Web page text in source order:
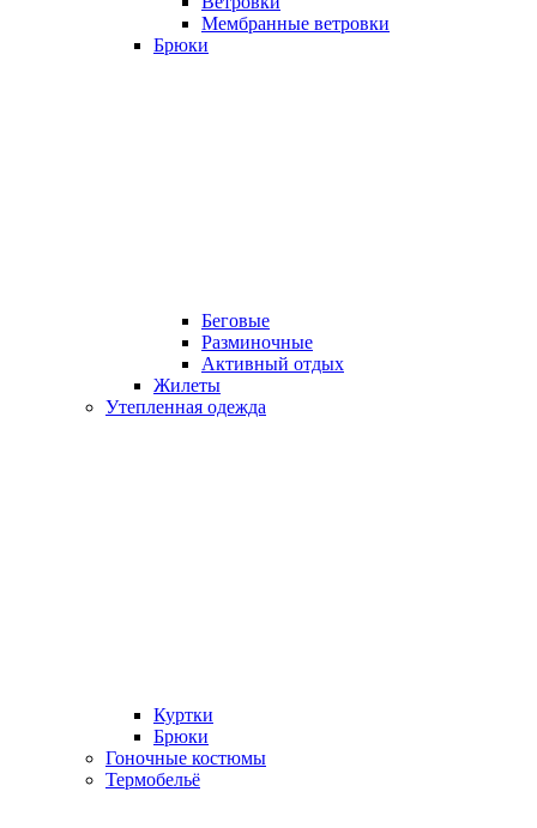
Мембранные ветровки
Брюки
Беговые
Разминочные
Активный отдых
Жилеты
Утепленная одежда
Куртки
Брюки
Гоночные костюмы
Термобельё